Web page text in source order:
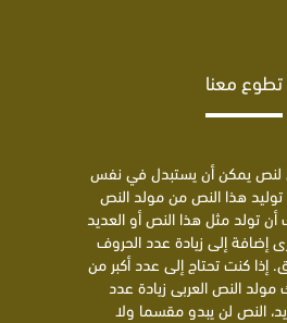
تطوع معنا
لنص يمكن أن يستبدل في نفس
توليد هذا النص من مولد النص
تولد مثل هذا النص أو العديد
إضافة إلى زيادة عدد الحروف
إذا كنت تحتاج إلى عدد أكبر من
مولد النص العربى زيادة عدد
النص لن يبدو مقسما ولا